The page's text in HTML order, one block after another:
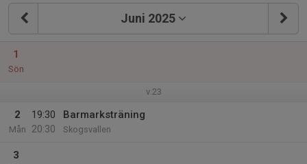
Juni 2025
1
Sön
v.23
2
Mån
19:30
20:30
Barmarksträning
Skogsvallen
3